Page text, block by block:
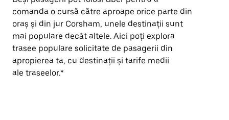
comanda o cursă către aproape orice parte din
oraș și din jur Corsham, unele destinații sunt
mai populare decât altele. Aici poți explora
trasee populare solicitate de pasagerii din
apropierea ta, cu destinații și tarife medii
ale traseelor.*